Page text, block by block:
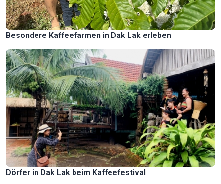
Besondere Kaffeefarmen in Dak Lak erleben
Dörfer in Dak Lak beim Kaffeefestival